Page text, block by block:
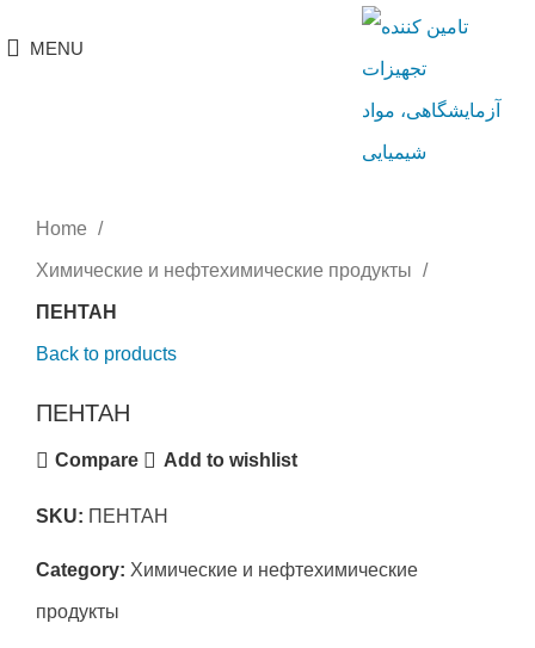
MENU
Home
Химические и нефтехимические продукты
ПЕНТАН
Back to products
ПЕНТАН
Compare Add to wishlist
SKU: ПЕНТАН
Category: Химические и нефтехимические
продукты